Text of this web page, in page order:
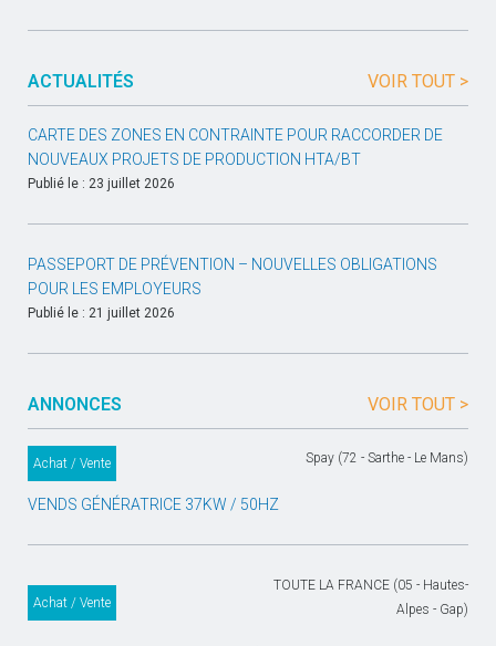
ACTUALITÉS VOIR TOUT >
CARTE DES ZONES EN CONTRAINTE POUR RACCORDER DE
NOUVEAUX PROJETS DE PRODUCTION HTA/BT
Publié le : 23 juillet 2026
PASSEPORT DE PRÉVENTION – NOUVELLES OBLIGATIONS
POUR LES EMPLOYEURS
Publié le : 21 juillet 2026
ANNONCES VOIR TOUT >
Achat / Vente Spay (72 - Sarthe - Le Mans)
VENDS GÉNÉRATRICE 37KW / 50HZ
Achat / Vente
TOUTE LA FRANCE (05 - Hautes-
Alpes - Gap)